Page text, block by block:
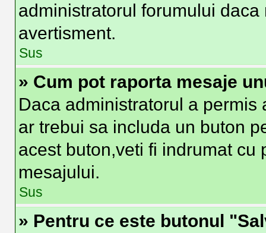
administratorul forumului
avertisment.
Sus
» Cum pot raporta mesaje
Daca administratorul a
ar trebui sa includa un buton
acest buton,veti fi indrumat
mesajului.
Sus
» Pentru ce este butonul